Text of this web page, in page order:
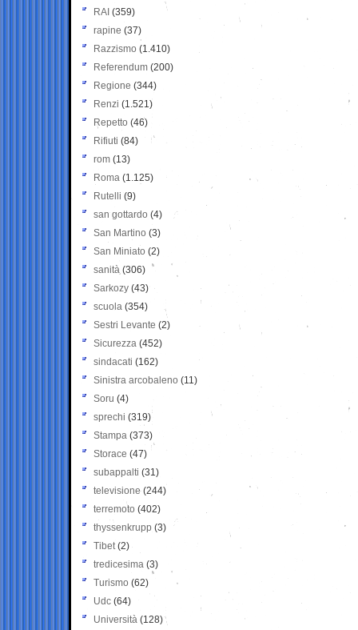
RAI (359)
rapine (37)
Razzismo (1.410)
Referendum (200)
Regione (344)
Renzi (1.521)
Repetto (46)
Rifiuti (84)
rom (13)
Roma (1.125)
Rutelli (9)
san gottardo (4)
San Martino (3)
San Miniato (2)
sanità (306)
Sarkozy (43)
scuola (354)
Sestri Levante (2)
Sicurezza (452)
sindacati (162)
Sinistra arcobaleno (11)
Soru (4)
sprechi (319)
Stampa (373)
Storace (47)
subappalti (31)
televisione(244)
terremoto (402)
thyssenkrupp (3)
Tibet(2)
tredicesima (3)
Turismo (62)
Udc (64)
Università (128)